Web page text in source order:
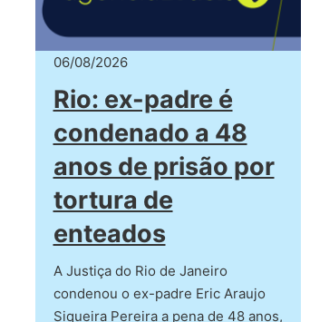
06/08/2026
Rio: ex-padre é
condenado a 48
anos de prisão por
tortura de
enteados
A Justiça do Rio de Janeiro
condenou o ex-padre Eric Araujo
Siqueira Pereira a pena de 48 anos,